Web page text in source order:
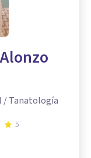
/ Tanatología
5